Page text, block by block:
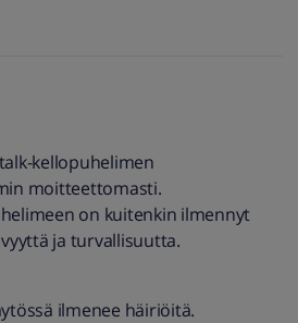
kellopuhelimen
moitteettomasti.
on kuitenkin ilmennyt
ja turvallisuutta.
ilmenee häiriöitä.